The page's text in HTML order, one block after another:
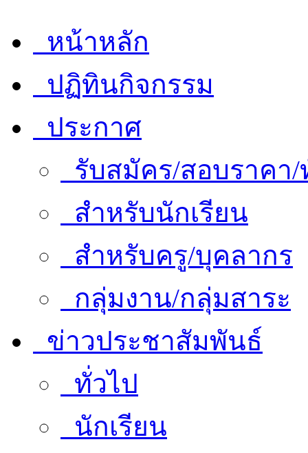
หน้าหลัก
ปฏิทินกิจกรรม
ประกาศ
รับสมัคร/สอบราคา/
สำหรับนักเรียน
สำหรับครู/บุคลากร
กลุ่มงาน/กลุ่มสาระ
ข่าวประชาสัมพันธ์
ทั่วไป
นักเรียน